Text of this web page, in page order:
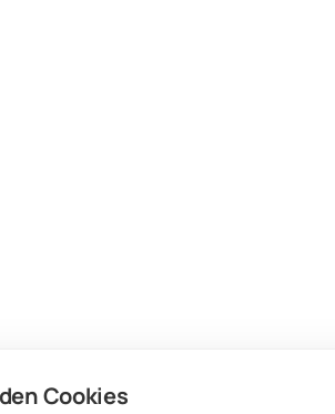
Cookies